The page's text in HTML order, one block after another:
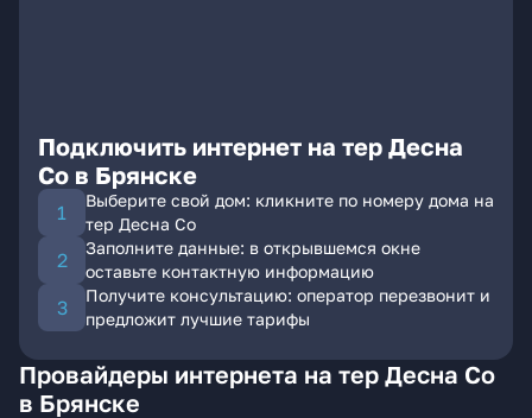
Подключить интернет на тер Десна
Со в Брянске
Выберите свой дом: кликните по номеру дома на
тер Десна Со
Заполните данные: в открывшемся окне
оставьте контактную информацию
Получите консультацию: оператор перезвонит и
предложит лучшие тарифы
Провайдеры интернета на тер Десна Со
в Брянске